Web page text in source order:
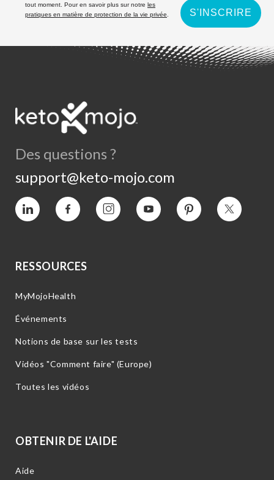
tout moment. Pour en savoir plus sur notre les
pratiques en matière de protection de la vie privée
S'INSCRIRE
Des questions ?
support@keto-mojo.com
Vimeo Facebook InstagramYouTube Intérêt Twitter
RESSOURCES
MyMojoHealth
Événements
Notions de base sur les tests
Vidéos "Comment faire" (Europe)
Toutes les vidéos
OBTENIR DE L'AIDE
Aide